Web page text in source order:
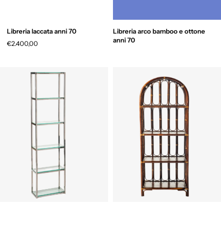
Libreria laccata anni 70
€2.400,00
Libreria arco bamboo e ottone
anni 70